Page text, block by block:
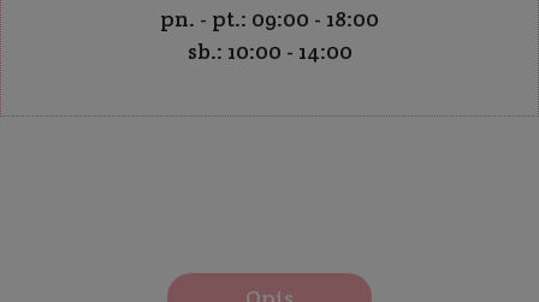
pn. - pt.: 09:00 - 18:00
sb.: 10:00 - 14:00